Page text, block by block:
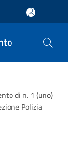
di n. 1 (uno)
Polizia